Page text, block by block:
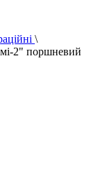
\
2" поршневий